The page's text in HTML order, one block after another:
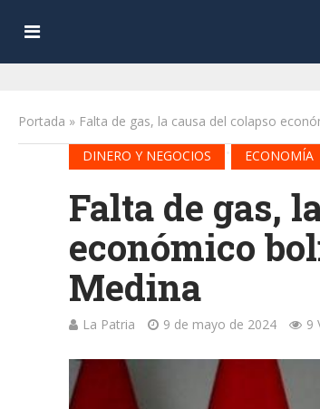
Portada » Falta de gas, la causa del colapso
DINERO Y NEGOCIOS
ECONOMÍA
Falta de gas,
económico
Medina
La Patria 9 de mayo de 2024 9